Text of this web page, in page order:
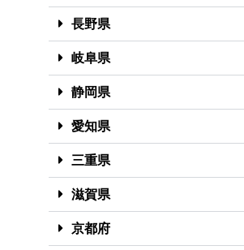
長野県
岐阜県
静岡県
愛知県
三重県
滋賀県
京都府